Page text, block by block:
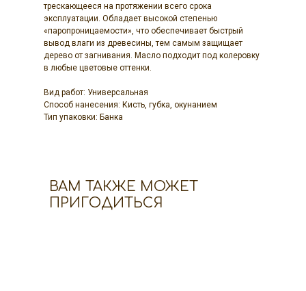
трескающееся на протяжении всего срока
эксплуатации. Обладает высокой степенью
«паропроницаемости», что обеспечивает быстрый
вывод влаги из древесины, тем самым защищает
дерево от загнивания. Масло подходит под колеровку
в любые цветовые оттенки.
Вид работ: Универсальная
Способ нанесения: Кисть, губка, окунанием
Тип упаковки: Банка
ВАМ ТАКЖЕ МОЖЕТ
ПРИГОДИТЬСЯ